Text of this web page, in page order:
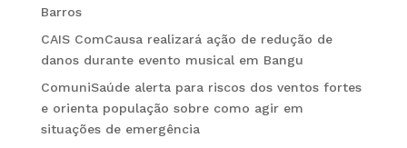
Barros
CAIS ComCausa realizará ação de redução de
danos durante evento musical em Bangu
ComuniSaúde alerta para riscos dos ventos fortes
e orienta população sobre como agir em
situações de emergência